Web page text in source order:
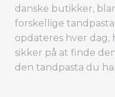
danske butikker,
forskellige
opdateres hver
sikker på at finde
den tandpasta du